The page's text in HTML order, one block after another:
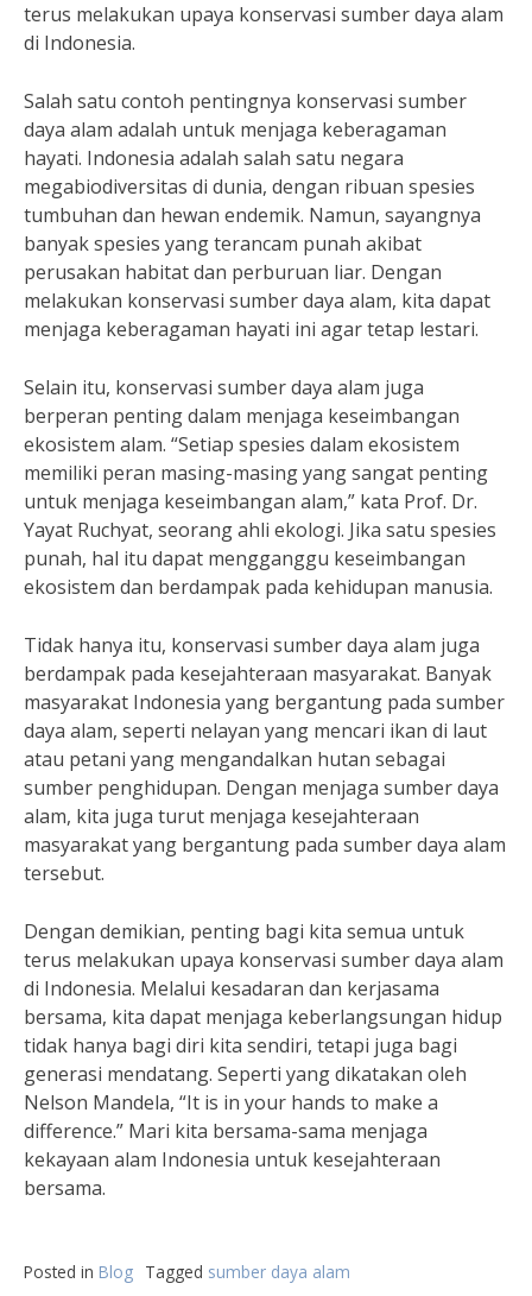
terus melakukan upaya konservasi sumber daya alam
di Indonesia.
Salah satu contoh pentingnya konservasi sumber
daya alam adalah untuk menjaga keberagaman
hayati. Indonesia adalah salah satu negara
megabiodiversitas di dunia, dengan ribuan spesies
tumbuhan dan hewan endemik. Namun, sayangnya
banyak spesies yang terancam punah akibat
perusakan habitat dan perburuan liar. Dengan
melakukan konservasi sumber daya alam, kita dapat
menjaga keberagaman hayati ini agar tetap lestari.
Selain itu, konservasi sumber daya alam juga
berperan penting dalam menjaga keseimbangan
ekosistem alam. “Setiap spesies dalam ekosistem
memiliki peran masing-masing yang sangat penting
untuk menjaga keseimbangan alam,” kata Prof. Dr.
Yayat Ruchyat, seorang ahli ekologi. Jika satu spesies
punah, hal itu dapat mengganggu keseimbangan
ekosistem dan berdampak pada kehidupan manusia.
Tidak hanya itu, konservasi sumber daya alam juga
berdampak pada kesejahteraan masyarakat. Banyak
masyarakat Indonesia yang bergantung pada sumber
daya alam, seperti nelayan yang mencari ikan di laut
atau petani yang mengandalkan hutan sebagai
sumber penghidupan. Dengan menjaga sumber daya
alam, kita juga turut menjaga kesejahteraan
masyarakat yang bergantung pada sumber daya alam
tersebut.
Dengan demikian, penting bagi kita semua untuk
terus melakukan upaya konservasi sumber daya alam
di Indonesia. Melalui kesadaran dan kerjasama
bersama, kita dapat menjaga keberlangsungan hidup
tidak hanya bagi diri kita sendiri, tetapi juga bagi
generasi mendatang. Seperti yang dikatakan oleh
Nelson Mandela, “It is in your hands to make a
difference.” Mari kita bersama-sama menjaga
kekayaan alam Indonesia untuk kesejahteraan
bersama.
Posted in Blog Tagged sumber daya alam